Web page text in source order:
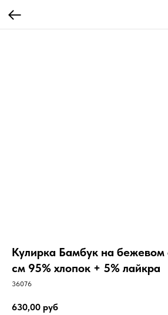
Кулирка Бамбук на бежевом
см 95% хлопок + 5% лайкра
36076
630,00 руб